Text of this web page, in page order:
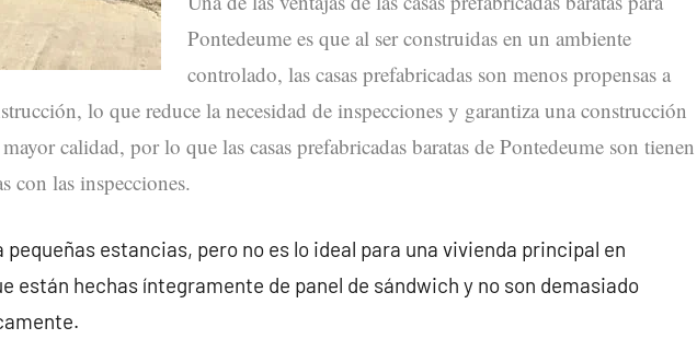
Pontedeume es que al ser construidas en un ambiente
controlado, las casas prefabricadas son menos propensas a
lo que reduce la necesidad de inspecciones y garantiza una construcción
calidad, por lo que las casas prefabricadas baratas de Pontedeume son tienen
con las inspecciones.
pequeñas estancias, pero no es lo ideal para una vivienda principal en
están hechas íntegramente de panel de sándwich y no son demasiado